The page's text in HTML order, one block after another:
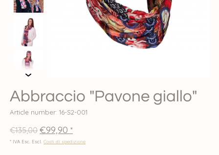
Abbraccio "Pavone giallo"
Article number: 16-S2-001
€135,00 €99,90 *
* IVA Esc. Escl. Costi di spedizione